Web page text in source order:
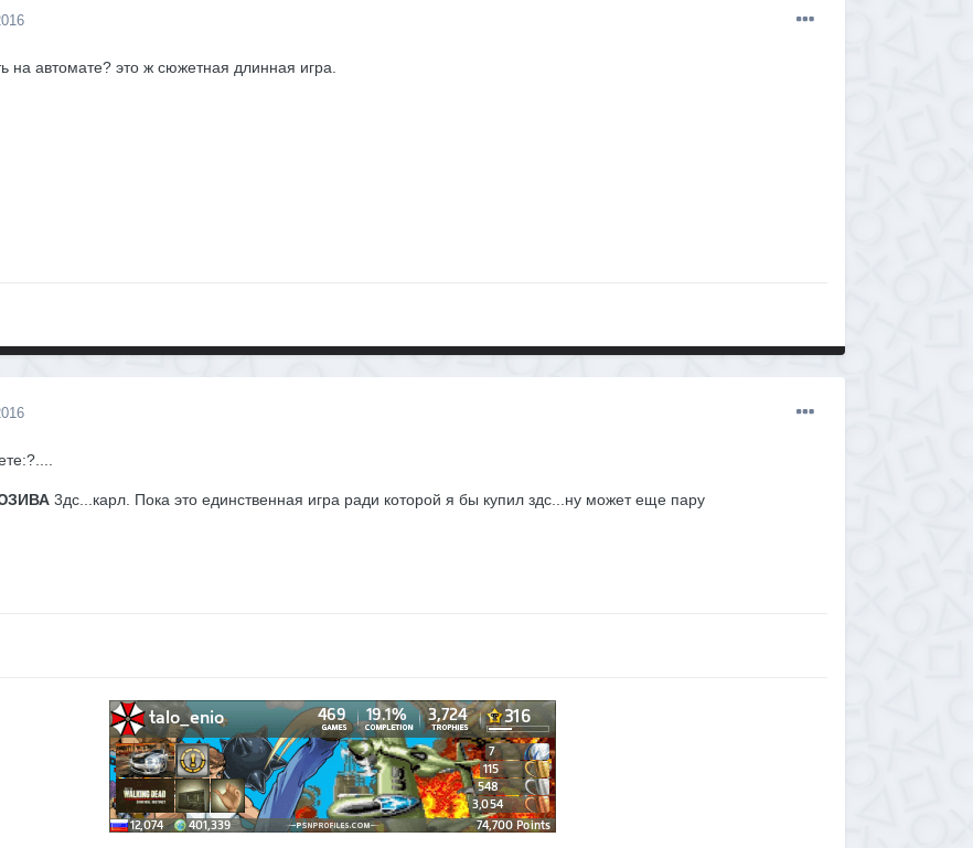
на автомате? это ж сюжетная длинная игра.
3дс...карл. Пока это единственная игра ради которой я бы купил здс...ну может еще пару